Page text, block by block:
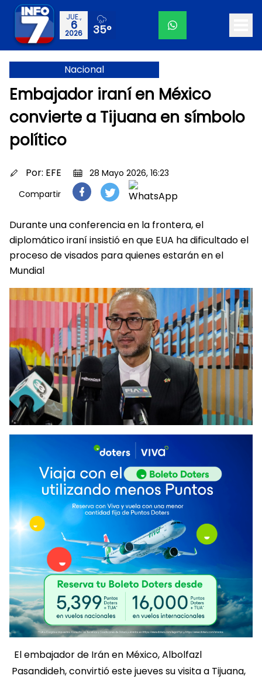
JUE.,
6
2026 35°
Nacional
Embajador iraní en México
convierte a Tijuana en símbolo
político
Por: EFE
28 Mayo 2026, 16:23
Compartir
Durante una conferencia en la frontera, el
diplomático iraní insistió en que EUA ha dificultado el
proceso de visados para quienes estarán en el
Mundial
El embajador de Irán en México, Albolfazl
Pasandideh, convirtió este jueves su visita a Tijuana,